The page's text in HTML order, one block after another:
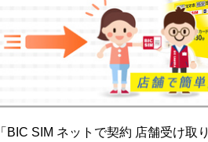
SIM ネットで契約 店舗受け取